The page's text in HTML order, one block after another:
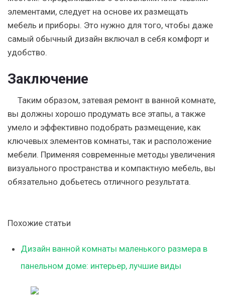
элементами, следует на основе их размещать
мебель и приборы. Это нужно для того, чтобы даже
самый обычный дизайн включал в себя комфорт и
удобство.
Заключение
Таким образом, затевая ремонт в ванной комнате,
вы должны хорошо продумать все этапы, а также
умело и эффективно подобрать размещение, как
ключевых элементов комнаты, так и расположение
мебели. Применяя современные методы увеличения
визуального пространства и компактную мебель, вы
обязательно добьетесь отличного результата.
Похожие статьи
Дизайн ванной комнаты маленького размера в
панельном доме: интерьер, лучшие виды